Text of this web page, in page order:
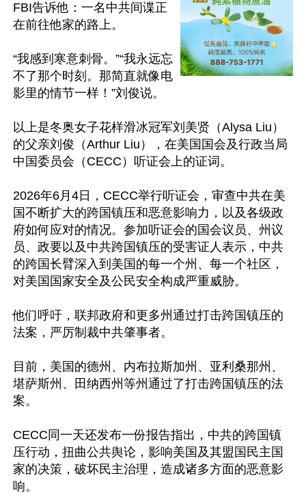
FBI告诉他：一名中共间谍正
在前往他家的路上。
“我感到寒意刺骨。”“我永远忘
不了那个时刻。那简直就像电
影里的情节一样！”刘俊说。
以上是冬奥女子花样滑冰冠军刘美贤（Alysa Liu）
的父亲刘俊（Arthur Liu），在美国国会及行政当局
中国委员会（CECC）听证会上的证词。
2026年6月4日，CECC举行听证会，审查中共在美
国不断扩大的跨国镇压和恶意影响力，以及各级政
府如何应对的情况。参加听证会的国会议员、州议
员、政要以及中共跨国镇压的受害证人表示，中共
的跨国长臂深入到美国的每一个州、每一个社区，
对美国国家安全及公民安全构成严重威胁。
他们呼吁，联邦政府和更多州通过打击跨国镇压的
法案，严厉制裁中共肇事者。
目前，美国的德州、内布拉斯加州、亚利桑那州、
堪萨斯州、田纳西州等州通过了打击跨国镇压的法
案。
CECC同一天还发布一份报告指出，中共的跨国镇
压行动，扭曲公共舆论，影响美国及其盟国民主国
家的决策，破坏民主治理，造成诸多方面的恶意影
响。